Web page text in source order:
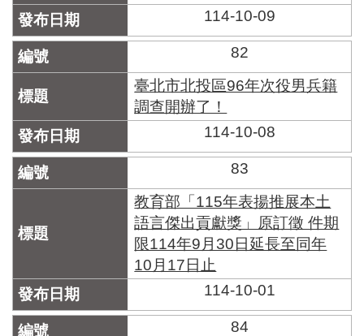
索
系
統
化
文
化
資
產
北
里
界
說
114-10-09
82
臺北市北投區96年次役男兵籍
調查開辦了！
114-10-08
83
教育部「115年表揚推展本土
語言傑出貢獻獎」原訂徵 件期
限114年9月30日延長至同年
10月17日止
114-10-01
84